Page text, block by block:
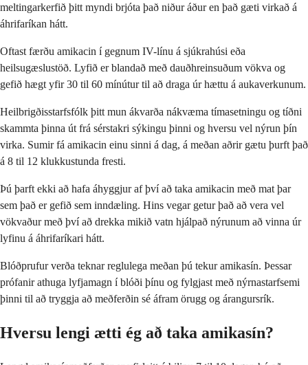
meltingarkerfið þitt myndi brjóta það niður áður en það gæti virkað á
áhrifaríkan hátt.
Oftast færðu amikacin í gegnum IV-línu á sjúkrahúsi eða
heilsugæslustöð. Lyfið er blandað með dauðhreinsuðum vökva og
gefið hægt yfir 30 til 60 mínútur til að draga úr hættu á aukaverkunum.
Heilbrigðisstarfsfólk þitt mun ákvarða nákvæma tímasetningu og tíðni
skammta þinna út frá sérstakri sýkingu þinni og hversu vel nýrun þín
virka. Sumir fá amikacin einu sinni á dag, á meðan aðrir gætu þurft það
á 8 til 12 klukkustunda fresti.
Þú þarft ekki að hafa áhyggjur af því að taka amikacin með mat þar
sem það er gefið sem inndæling. Hins vegar getur það að vera vel
vökvaður með því að drekka mikið vatn hjálpað nýrunum að vinna úr
lyfinu á áhrifaríkari hátt.
Blóðprufur verða teknar reglulega meðan þú tekur amikasín. Þessar
prófanir athuga lyfjamagn í blóði þínu og fylgjast með nýrnastarfsemi
þinni til að tryggja að meðferðin sé áfram örugg og árangursrík.
Hversu lengi ætti ég að taka amikasín?